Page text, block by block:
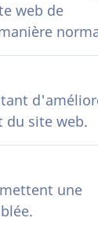
off en
web de
du site web.
une